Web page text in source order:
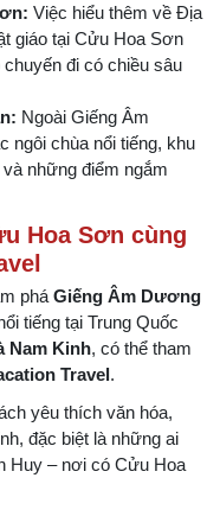
Việc hiểu thêm về Địa
giáo tại Cửu Hoa Sơn
đi có chiều sâu
Ngoài Giếng Âm
ngôi chùa nổi tiếng, khu
những điểm ngắm
Hoa Sơn cùng
phá Giếng Âm Dương
tiếng tại Trung Quốc
Nam Kinh, có thể tham
Travel.
yêu thích văn hóa,
đặc biệt là những ai
Huy – nơi có Cửu Hoa